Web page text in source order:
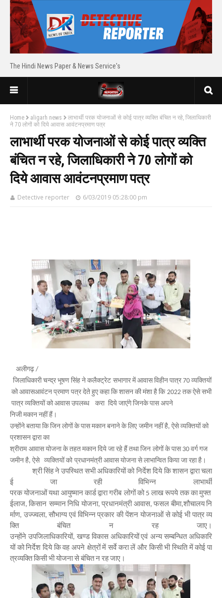
The Hindi News Paper & News Service's
Home aligarh news
लाभार्थी परक योजनाओं से कोई पात्र व्यक्ति बंचित न रहे, जिलाधिकारी
ने 70 लोगों को दिये आवास आवंटनप्रमाण पत्र
लाभार्थी परक योजनाओं से कोई पात्र व्यक्ति
बंचित न रहे, जिलाधिकारी ने 70 लोगों को
दिये आवास आवंटनप्रमाण पत्र
Detective reporter 6/03/2019 05:28:00 pm
अलीगढ़ /
जिलाधिकारी चन्द्र भूषण सिंह ने कलैक्ट्रेट सभागार में आवास विहीन पात्र 70 व्यक्तियों
को आवासआवंटन प्रमाण पत्र देते हुए कहा कि शासन की मंशा है कि 2022 तक ऐसे सभी
पात्र व्यक्तियों को आवासउपलब्ध करा दिये जाएंगे जिनके पास अपने
निजी मकान नहीं हैं।
उन्होंने बताया कि जिन लोगों के पास मकान बनाने के लिए जमीन नहीं है, ऐसे व्यक्तियों को
प्रशासन द्वाराका
श्रीराम आवास योजना के तहत मकान दिये जा रहे हैं तथा जिन लोगों के पास30 वर्ग गज
जमीन है, ऐसे व्यक्तियों को प्रधानमंत्री आवास योजना से लाभान्वित किया जा रहा है।
श्री सिंह ने उपस्थित सभी अधिकारियों कोनिर्देश दिये कि शासन द्वारा चला
ई
जा रही विभिन्न लाभार्थी
परक योजनाओं यथा आयुष्मान कार्ड द्वारा गरीब लोगों को5लाख रूपये तक का मुफ्त
ईलाज,किसान सम्मान निधि योजना,प्रधानमंत्री आवास,फसल बीमा,शौचालय नि
र्माण, उज्ज्वला,सौभाग्य एवं विभिन्न प्रकार कीपेंशन योजनाओं से कोई भी पात्र व्य
क्ति
बंचित न रह
जाए।
उन्होंने उपजिलाधिकारियों, खण्ड विकास अधिकारियों एवंअन्य सम्बन्धित अधिकारि
यों को निर्देश दिये कि वह अपने क्षेत्रों में सर्वे करा लें और किसी भी स्थिति में कोई पा
त्रव्यक्तिकिसीभीयोजनासेबंचितनरहजाए।